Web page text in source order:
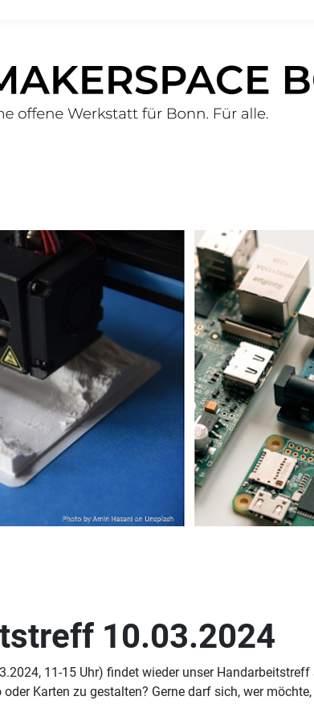
10.03.2024
11-15 Uhr) findet wieder unser
oder Karten zu gestalten? Gerne darf sich, wer